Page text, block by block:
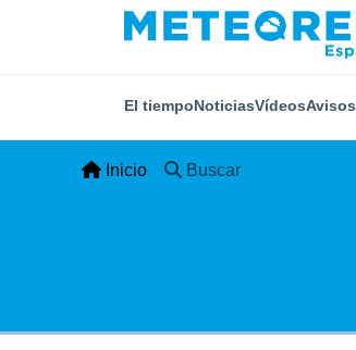
El tiempoNoticiasVídeosAvisos
Inicio Buscar